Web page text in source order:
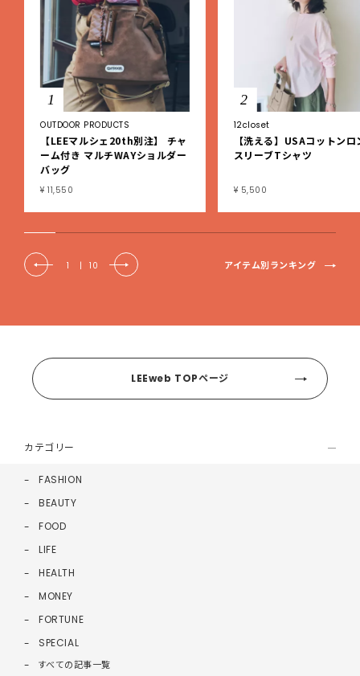
1
OUTDOOR PRODUCTS
【LEEマルシェ20th別注】 チャ
ーム付き マルチWAYショルダー
バッグ
¥ 11,550
2
12closet
【洗える】USAコットンロ
スリーブTシャツ
¥ 5,500
1 | 10 アイテム別ランキング
LEEweb TOPページ
カテゴリー
FASHION
BEAUTY
FOOD
LIFE
HEALTH
MONEY
FORTUNE
SPECIAL
すべての記事一覧